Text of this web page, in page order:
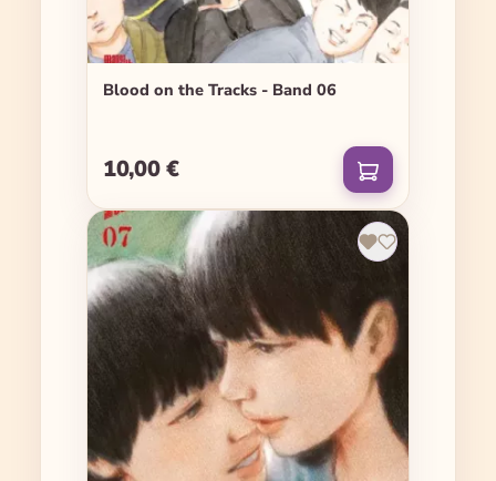
Blood on the Tracks - Band 06
Regulärer Preis:
10,00 €